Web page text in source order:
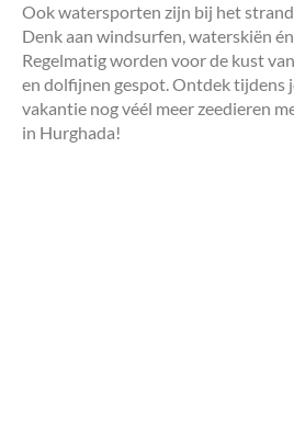
Ook watersporten zijn bij het
Denk aan windsurfen, waterskiën
Regelmatig worden voor de kust
en dolfijnen gespot. Ontdek tijdens
vakantie nog véél meer zeedieren
in Hurghada!